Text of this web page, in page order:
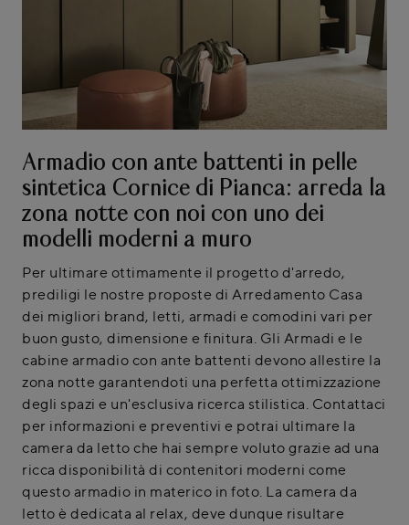
Armadio con ante battenti in pelle
sintetica Cornice di Pianca: arreda la
zona notte con noi con uno dei
modelli moderni a muro
Per ultimare ottimamente il progetto d'arredo,
prediligi le nostre proposte di Arredamento Casa
dei migliori brand, letti, armadi e comodini vari per
buon gusto, dimensione e finitura. Gli Armadi e le
cabine armadio con ante battenti devono allestire la
zona notte garantendoti una perfetta ottimizzazione
degli spazi e un'esclusiva ricerca stilistica. Contattaci
per informazioni e preventivi e potrai ultimare la
camera da letto che hai sempre voluto grazie ad una
ricca disponibilità di contenitori moderni come
questo armadio in materico in foto. La camera da
letto è dedicata al relax, deve dunque risultare